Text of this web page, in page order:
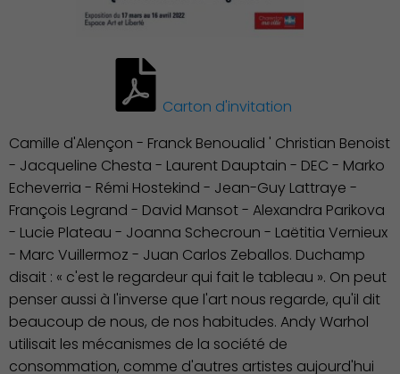
Carton d'invitation
Camille d'Alençon - Franck Benoualid ' Christian Benoist
- Jacqueline Chesta - Laurent Dauptain - DEC - Marko
Echeverria - Rémi Hostekind - Jean-Guy Lattraye -
François Legrand - David Mansot - Alexandra Parikova
- Lucie Plateau - Joanna Schecroun - Laëtitia Vernieux
- Marc Vuillermoz - Juan Carlos Zeballos. Duchamp
disait : « c'est le regardeur qui fait le tableau ». On peut
penser aussi à l'inverse que l'art nous regarde, qu'il dit
beaucoup de nous, de nos habitudes. Andy Warhol
utilisait les mécanismes de la société de
consommation, comme d'autres artistes aujourd'hui